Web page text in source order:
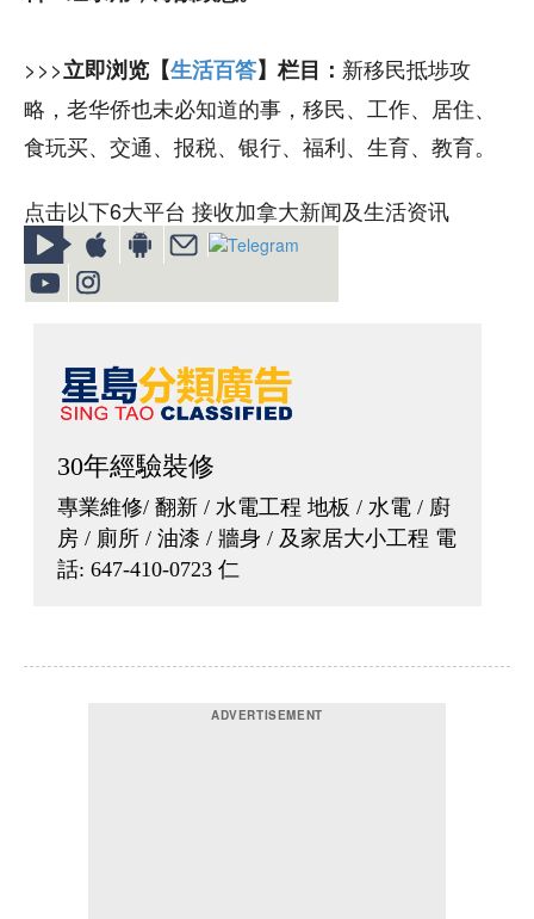
>>>立即浏览【生活百答】栏目： 新移民抵埗攻
略，老华侨也未必知道的事，移民、工作、居住、
食玩买、交通、报税、银行、福利、生育、教育。
点击以下6大平台 接收加拿大新闻及生活资讯